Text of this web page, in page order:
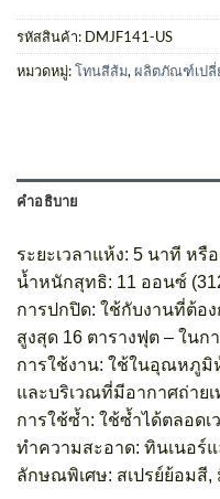
รหัสสินค้า: DMJF141-US
หมวดหมู่:โทนสีส้ม, ผลิตภัณฑ์เปลี่
คำอธิบาย
ระยะเวลาแห้ง: 5 นาที หรื
น้ำหนักสุทธิ: 11 ออนซ์
การปกปิด: ใช้กับงานที่ต้อ
สูงสุด 16 ตารางฟุต – ในกา
การใช้งาน: ใช้ในอุณหภูมิ
และบริเวณที่มีอากาศถ่ายเ
การใช้ซ้ำ: ใช้ซ้ำได้ตลอดเ
ทำความสะอาด: ทินเนอร์
ลักษณพิเศษ: สเปรย์ย้อมสี,